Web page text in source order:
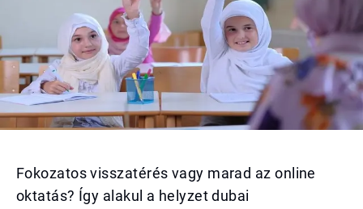
Fokozatos visszatérés vagy marad az online
oktatás? Így alakul a helyzet dubai